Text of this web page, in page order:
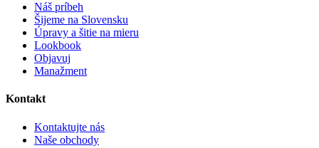
Náš príbeh
Šijeme na Slovensku
Úpravy a šitie na mieru
Lookbook
Objavuj
Manažment
Kontakt
Kontaktujte nás
Naše obchody